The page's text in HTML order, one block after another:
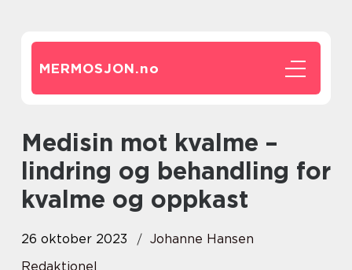
MERMOSJON.no
Medisin mot kvalme –
lindring og behandling for
kvalme og oppkast
26 oktober 2023
Johanne Hansen
Redaktionel